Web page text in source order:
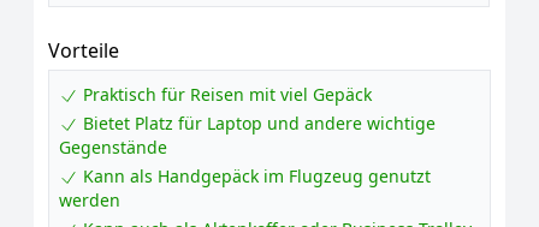
Vorteile
Praktisch für Reisen mit viel Gepäck
Bietet Platz für Laptop und andere wichtige
Gegenstände
Kann als Handgepäck im Flugzeug genutzt
werden